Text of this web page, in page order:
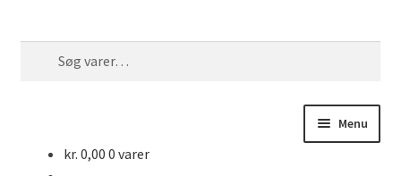
Menu
Astrids butik
kr. 0,00 0 varer